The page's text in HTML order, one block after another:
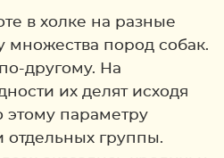
в холке на разные
множества пород собак.
другому. На
их делят исходя
этому параметру
отдельных группы.